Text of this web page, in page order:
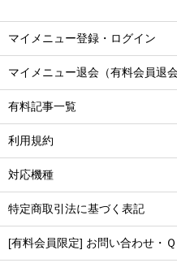
マイメニュー登録・ログイン
マイメニュー退会（有料会員退会
有料記事一覧
利用規約
対応機種
特定商取引法に基づく表記
[有料会員限定] お問い合わせ・Ｑ